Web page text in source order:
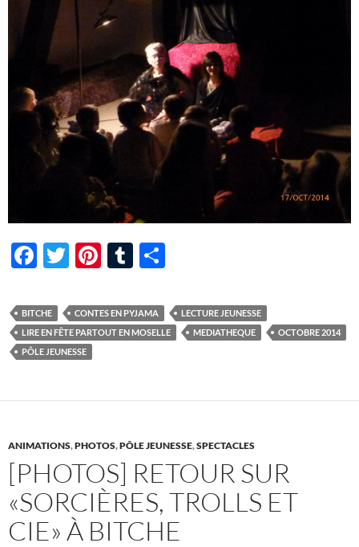
F
e
b
o
k
T
itt
er
Pi
er
es
T
m
bl
ta
g
BITCHE CONTES EN PYJAMA
LECTURE JEUNESSE
LIRE EN FÊTE PARTOUT EN MOSELLE
MEDIATHEQUE
OCTOBRE 2014
PÔLE JEUNESSE
ANIMATIONS,PHOTOS,PÔLE JEUNESSE,SPECTACLES
[PHOTOS] RETOUR SUR
«SORCIÈRES, TROLLS ET
CIE» À BITCHE